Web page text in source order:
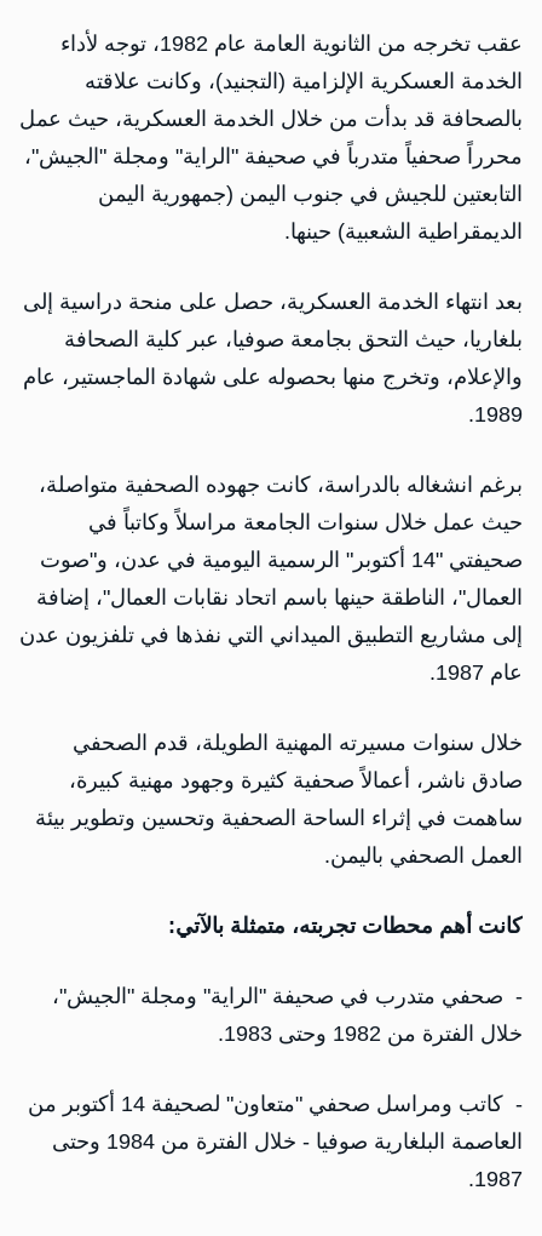
عقب تخرجه من الثانوية العامة عام 1982، توجه لأداء
الخدمة العسكرية الإلزامية (التجنيد)، وكانت علاقته
بالصحافة قد بدأت من خلال الخدمة العسكرية، حيث عمل
محرراً صحفياً متدرباً في صحيفة "الراية" ومجلة "الجيش"،
التابعتين للجيش في جنوب اليمن (جمهورية اليمن
الديمقراطية الشعبية) حينها.
بعد انتهاء الخدمة العسكرية، حصل على منحة دراسية إلى
بلغاريا، حيث التحق بجامعة صوفيا، عبر كلية الصحافة
والإعلام، وتخرج منها بحصوله على شهادة الماجستير، عام
1989.
برغم انشغاله بالدراسة، كانت جهوده الصحفية متواصلة،
حيث عمل خلال سنوات الجامعة مراسلاً وكاتباً في
صحيفتي "14 أكتوبر" الرسمية اليومية في عدن، و"صوت
العمال"، الناطقة حينها باسم اتحاد نقابات العمال"، إضافة
إلى مشاريع التطبيق الميداني التي نفذها في تلفزيون عدن
عام 1987.
خلال سنوات مسيرته المهنية الطويلة، قدم الصحفي
صادق ناشر، أعمالاً صحفية كثيرة وجهود مهنية كبيرة،
ساهمت في إثراء الساحة الصحفية وتحسين وتطوير بيئة
العمل الصحفي باليمن.
كانت أهم محطات تجربته، متمثلة بالآتي:
- صحفي متدرب في صحيفة "الراية" ومجلة "الجيش"،
خلال الفترة من 1982 وحتى 1983.
- كاتب ومراسل صحفي "متعاون" لصحيفة 14 أكتوبر من
العاصمة البلغارية صوفيا - خلال الفترة من 1984 وحتى
1987.